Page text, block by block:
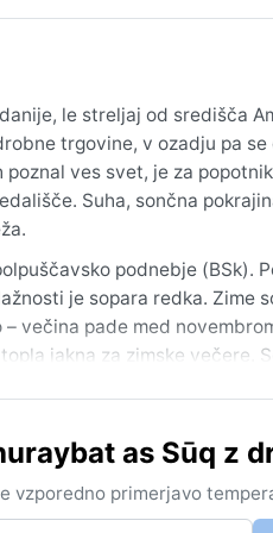
le streljaj od središča
trgovine, v ozadju pa
ves svet, je za
Suha, sončna
podnebje (BSk).
je sopara redka. Zime
večina pade med
jakna za zimske večere.
raziskovanja, pozimi
pojav je močan, suh veter
Sicer pa je podnebje
as Sūq z
vzporedno primerjavo